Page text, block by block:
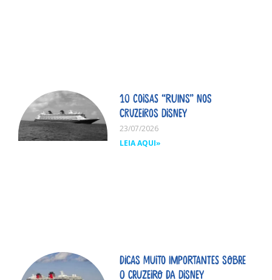
10 coisas “ruins” nos
cruzeiros Disney
23/07/2026
LEIA AQUI»
Dicas MUITO importantes sobre
o cruzeiro da Disney